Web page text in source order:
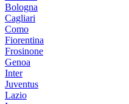
Bologna
Cagliari
Como
Fiorentina
Frosinone
Genoa
Inter
Juventus
Lazio